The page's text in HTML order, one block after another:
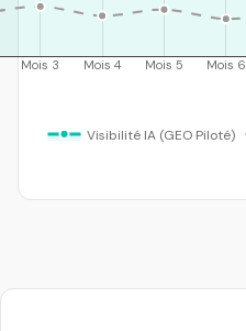
Mois 3 Mois 4 Mois 5 Mois 6
Visibilité IA (GEO Piloté)